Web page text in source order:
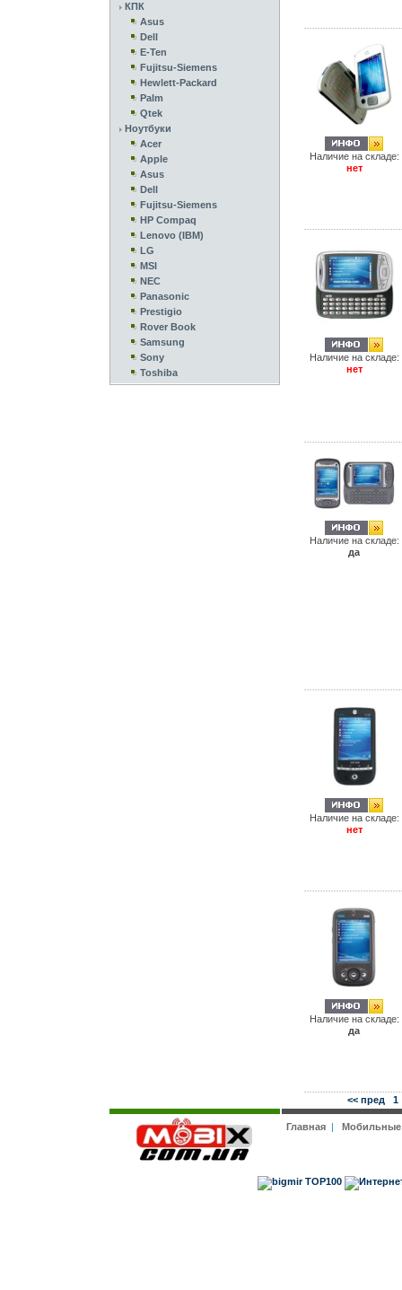
КПК
Asus
Dell
E-Ten
Fujitsu-Siemens
Hewlett-Packard
Palm
Qtek
Ноутбуки
Acer
Apple
Asus
Dell
Fujitsu-Siemens
HP Compaq
Lenovo (IBM)
LG
MSI
NEC
Panasonic
Prestigio
Rover Book
Samsung
Sony
Toshiba
Наличие на складе:
нет
Наличие на складе:
нет
Наличие на складе:
да
Наличие на складе:
нет
Наличие на складе:
да
<< пред 1
Главная|